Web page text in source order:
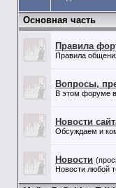
Основная часть
Правила
Правила
Вопросы,
В этом форуме
Новости
Обсуждаем и
Новости
Новости любой